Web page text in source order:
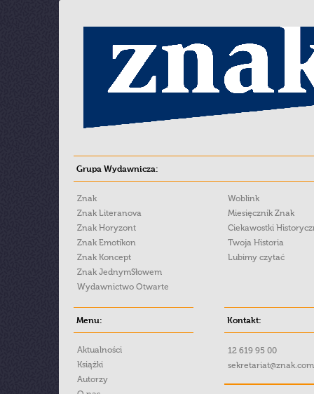
Grupa Wydawnicza:
Znak
Znak Literanova
Znak Horyzont
Znak Emotikon
Znak Koncept
Znak JednymSłowem
Wydawnictwo Otwarte
Woblink
Miesięcznik Znak
Ciekawostki
Twoja Historia
Lubimy czytać
Menu:
Aktualności
Książki
Autorzy
Kontakt:
12 619 95 00